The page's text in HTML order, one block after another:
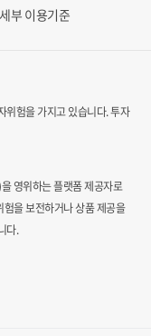
부 이용기준
위험을 가지고 있습니다.투자
영위하는 플랫폼 제공자로
을 보전하거나 상품 제공을
다.